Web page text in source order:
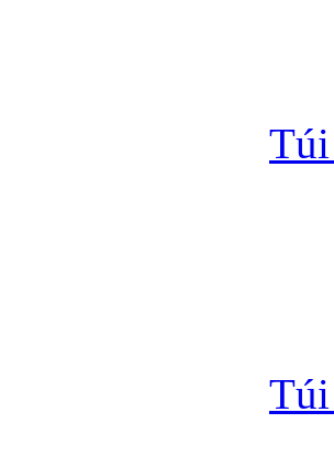
Túi
Túi